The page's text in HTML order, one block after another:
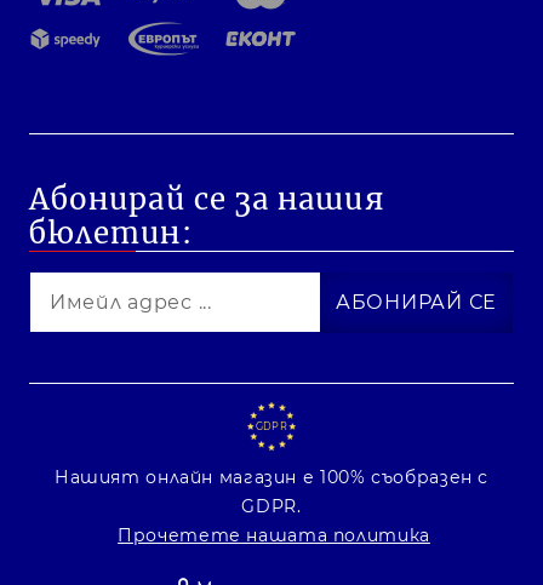
Абонирай се за нашия
бюлетин:
GDPR
Нашият онлайн магазин е 100% съобразен с
GDPR.
Прочетете нашата политика